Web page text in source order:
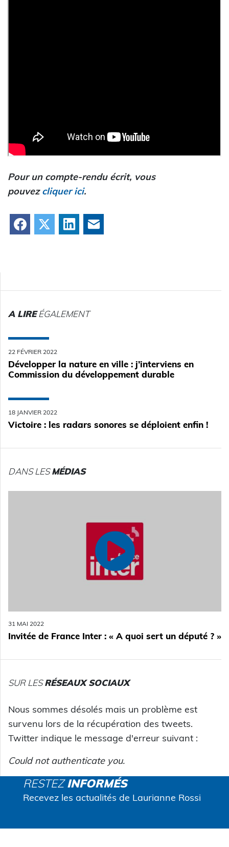
Pour un compte-rendu écrit, vous
pouvezcliquer ici.
Facebook LinkedIn
A LIREÉGALEMENT
22 FÉVRIER 2022
Développer la nature en ville : j’interviens en
Commission du développement durable
18 JANVIER 2022
Victoire : les radars sonores se déploient enfin !
DANS LESMÉDIAS
31 MAI 2022
Invitée de France Inter : « A quoi sert un député ? »
SUR LESRÉSEAUX SOCIAUX
Nous sommes désolés mais un problème est
survenu lors de la récupération des tweets.
Twitter indique le message d'erreur suivant :
Could not authenticate you.
RESTEZINFORMÉS
Recevez les actualités de Laurianne Rossi